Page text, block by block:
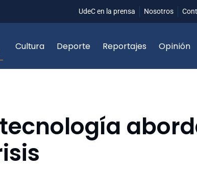
UdeC en la prensa Nosotros
Cultura Deporte Reportajes Opinión